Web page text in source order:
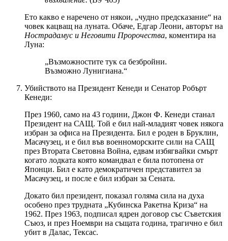
Ето какво е наречено от някои, „чудно предсказание“ на
човек кацващ на луната. Обаче, Едгар Леони, авторът на
Нострадамус и Неговити Пророчества, коментира на
Луна:
„Възможностите тук са безбройни.
Възможно Лунигиана.“
Убийството на Президент Кенеди и Сенатор Робърт
Кенеди:
През 1960, само на 43 години, Джон Ф. Кенеди станал
Президент на САЩ. Той е бил най-младият човек някога
избран за офиса на Президента. Бил е роден в Бруклин,
Масачузец, и е бил във военноморските сили на САЩ
през Втората Световна Война, едвам избягвайки смърт
когато лодката която командвал е била потопена от
Японци. Бил е като демократичен представител за
Масачузец, и после е бил избран за Сената.
Докато бил президент, показал голяма сила на духа
особено през трудната „Кубинска Ракетна Криза“ на
1962. През 1963, подписал ядрен договор със Съветския
Съюз, и през Ноември на същата година, трагично е бил
убит в Далас, Тексас.